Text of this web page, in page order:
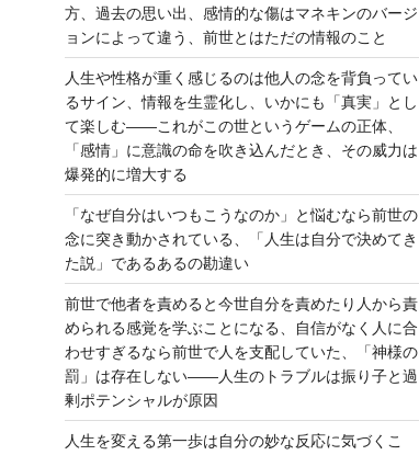
方、過去の思い出、感情的な傷はマネキンのバージ
ョンによって違う、前世とはただの情報のこと
人生や性格が重く感じるのは他人の念を背負ってい
るサイン、情報を生霊化し、いかにも「真実」とし
て楽しむ――これがこの世というゲームの正体、
「感情」に意識の命を吹き込んだとき、その威力は
爆発的に増大する
「なぜ自分はいつもこうなのか」と悩むなら前世の
念に突き動かされている、「人生は自分で決めてき
た説」であるあるの勘違い
前世で他者を責めると今世自分を責めたり人から責
められる感覚を学ぶことになる、自信がなく人に合
わせすぎるなら前世で人を支配していた、「神様の
罰」は存在しない――人生のトラブルは振り子と過
剰ポテンシャルが原因
人生を変える第一歩は自分の妙な反応に気づくこ